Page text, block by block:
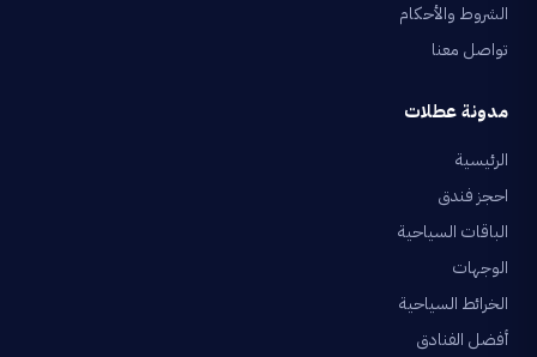
الشروط والأحكام
تواصل معنا
مدونة عطلات
الرئيسية
احجز فندق
الباقات السياحية
الوجهات
الخرائط السياحية
أفضل الفنادق